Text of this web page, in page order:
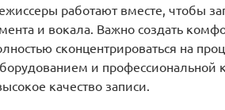
работают вместе, чтобы
и вокала. Важно создать
сконцентрироваться на
и профессиональной
качество записи.